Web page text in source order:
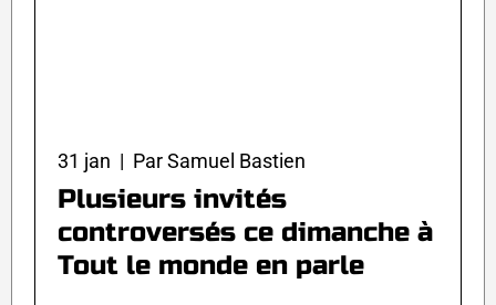
31 jan | Par Samuel Bastien
Plusieurs invités
controversés ce dimanche à
Tout le monde en parle